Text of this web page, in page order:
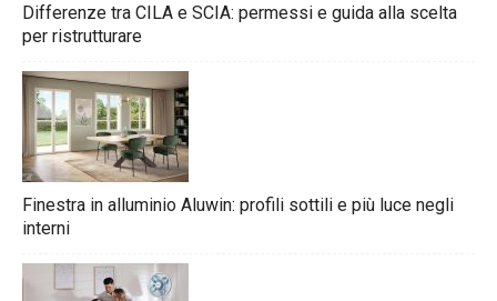
Differenze tra CILA e SCIA: permessi e guida alla scelta
per ristrutturare
Finestra in alluminio Aluwin: profili sottili e più luce negli
interni